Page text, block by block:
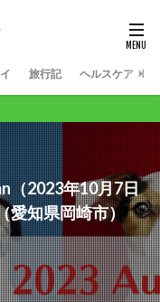
旅行記 ヘルスケア
（2023年10月7日
愛知県岡崎市）